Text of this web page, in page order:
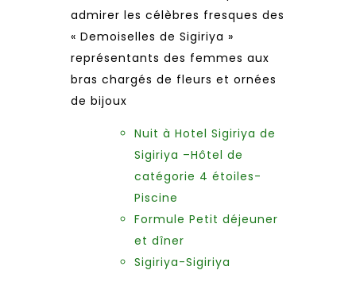
admirer les célèbres fresques des
« Demoiselles de Sigiriya »
représentants des femmes aux
bras chargés de fleurs et ornées
de bijoux
Nuit à Hotel Sigiriya de
Sigiriya –Hôtel de
catégorie 4 étoiles-
Piscine
Formule Petit déjeuner
et dîner
Sigiriya-Sigiriya